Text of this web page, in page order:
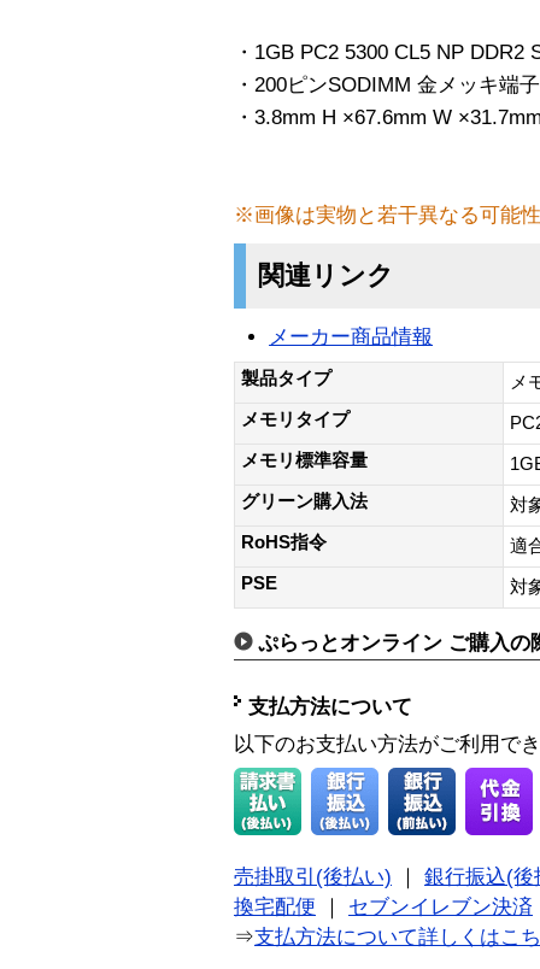
・1GB PC2 5300 CL5 NP DDR2
・200ピンSODIMM 金メッキ端
・3.8mm H ×67.6mm W
※画像は実物と若干異なる可能
関連リンク
メーカー商品情報
製品タイプ
メ
メモリタイプ
メモリ標準容量
グリーン購入法
対
RoHS指令
適
PSE
対
ぷらっとオンライン ご購入の
支払方法について
以下のお支払い方法がご利用で
売掛取引(後払い) ｜ 銀行振込(後
換宅配便 ｜ セブンイレブン決済
⇒支払方法について詳しくはこ